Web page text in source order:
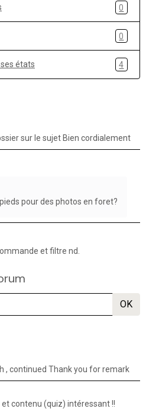
0
0
états 4
sur le sujet Bien cordialement
pour des photos en foret?
et filtre nd.
OK
, continued Thank you for remark
contenu (quiz) intéressant !!